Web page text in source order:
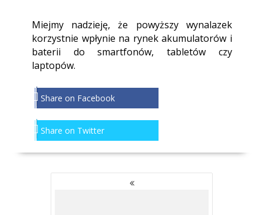
Miejmy nadzieję, że powyższy wynalazek
korzystnie wpłynie na rynek akumulatorów i
baterii do smartfonów, tabletów czy
laptopów.
Share on Facebook
Share on Twitter
NAWIGACJA